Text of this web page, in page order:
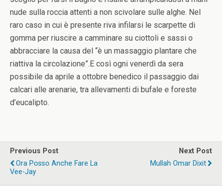
nude sulla roccia attenti a non scivolare sulle alghe. Nel
raro caso in cui è presente riva infilarsi le scarpette di
gomma per riuscire a camminare su ciottoli e sassi o
abbracciare la causa del “è un massaggio plantare che
riattiva la circolazione”.E così ogni venerdì da sera
possibile da aprile a ottobre benedico il passaggio dai
calcari alle arenarie, tra allevamenti di bufale e foreste
d’eucalipto.
Previous Post
Ora Posso Anche Fare La
Vee-Jay
Next Post
Mullah Omar Dixit